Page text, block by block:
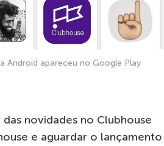
Android apareceu no Google Play
novidades no Clubhouse
e aguardar o lançamento